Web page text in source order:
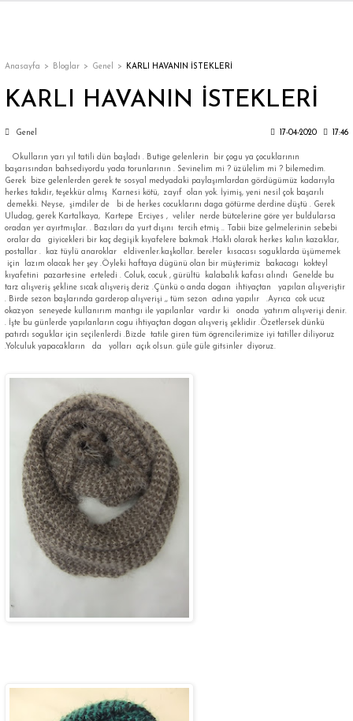
Trençkot
Trençkot
Trençkot
Trençkot
Anasayfa Bloglar Genel KARLI HAVANIN İSTEKLERİ
KARLI HAVANIN İSTEKLERİ
Genel 17-04-2020 17:46
Okulların yarı yıl tatili dün başladı . Butige gelenlerin bir çogu ya çocuklarının
başarısından bahsediyordu yada torunlarının . Sevinelim mi ? üzülelim mi ? bilemedim.
Gerek bize gelenlerden gerek te sosyal medyadaki paylaşımlardan gördügümüz kadarıyla
herkes takdir, teşekkür almış Karnesi kötü, zayıf olan yok. İyimiş, yeni nesil çok başarılı
demekki. Neyse, şimdiler de bi de herkes cocuklarını daga götürme derdine düştü . Gerek
Uludag, gerek Kartalkaya, Kartepe Erciyes , veliler nerde bütcelerine göre yer buldularsa
oradan yer ayırtmışlar. . Bazıları da yurt dışını tercih etmiş .. Tabii bize gelmelerinin sebebi
oralar da giyicekleri bir kaç degişik kıyafelere bakmak .Haklı olarak herkes kalın kazaklar,
postallar . kaz tüylü anaroklar eldivenler.kaşkollar. bereler kısacası soguklarda üşümemek
için lazım olacak her şey .Öyleki haftaya dügünü olan bir müşterimiz bakacagı kokteyl
kıyafetini pazartesine erteledi . Coluk, cocuk , gürültü kalabalık kafası alındı Genelde bu
tarz alışveriş şekline sıcak alışveriş deriz .Çünkü o anda dogan ihtiyaçtan yapılan alışveriştir
. Birde sezon başlarında garderop alışverişi ,, tüm sezon adına yapılır .Ayrıca cok ucuz
okazyon seneyede kullanırım mantıgı ile yapılanlar vardır ki onada yatırım alışverişi denir.
. İşte bu günlerde yapılanların cogu ihtiyaçtan dogan alışveriş şeklidir .Özetlersek dünkü
patırdı soguklar için seçilenlerdi .Bizde tatile giren tüm ögrencilerimize iyi tatiller diliyoruz
.Yolculuk yapacakların da yolları açık olsun. güle güle gitsinler diyoruz.